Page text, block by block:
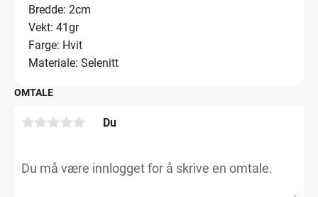
Bredde: 2cm
Vekt: 41gr
Farge: Hvit
Materiale: Selenitt
OMTALE
Du